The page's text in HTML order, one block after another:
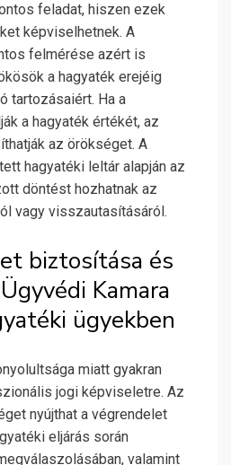
feladat, hiszen ezek
képviselhetnek. A
felmérése azért is
a hagyaték erejéig
tartozásaiért. Ha a
a hagyaték értékét, az
az örökséget. A
hagyatéki leltár alapján az
döntést hozhatnak az
vagy visszautasításáról.
biztosítása és
Kamara
ügyekben
miatt gyakran
jogi képviseletre. Az
nyújthat a végrendelet
eljárás során
valamint